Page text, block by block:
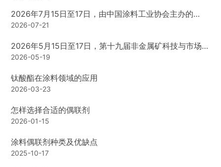
2026年7月15日至17日，由中国涂料工业协会主办的
2026中国国际涂料博览会暨第二十四届中国国际涂料展
2026-07-21
2026年5月15日至17日，第十九届非金属矿科技与市场交
流大会暨第十九届非金属矿产品及装备展览会在安徽滁州
2026-05-19
钛酸酯在涂料领域的应用
2026-03-23
怎样选择合适的偶联剂
2026-01-15
涂料偶联剂种类及优缺点
2025-10-17